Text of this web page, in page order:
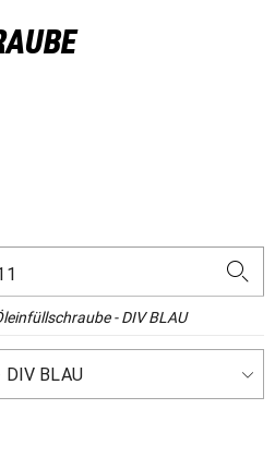
- DIV BLAU